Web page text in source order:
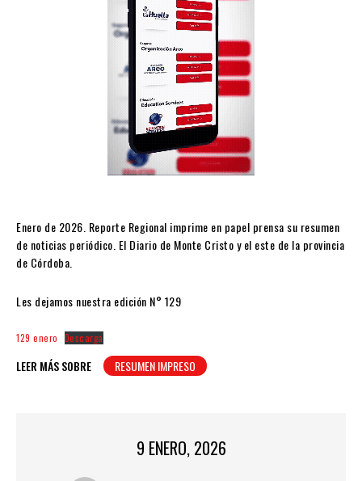
Enero de 2026. Reporte Regional imprime en papel prensa su resumen
de noticias periódico. El Diario de Monte Cristo y el este de la provincia
de Córdoba.
Les dejamos nuestra edición N° 129
129 enero Descarga
LEER MÁS SOBRE RESUMEN IMPRESO
9 ENERO, 2026